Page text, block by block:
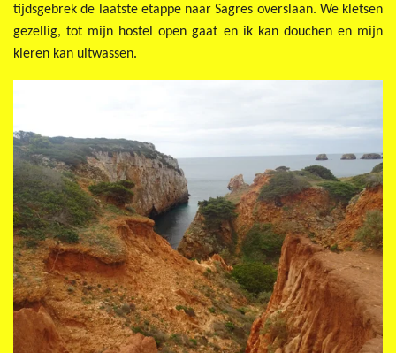
tijdsgebrek de laatste etappe naar Sagres overslaan. We kletsen
gezellig, tot mijn hostel open gaat en ik kan douchen en mijn
kleren kan uitwassen.